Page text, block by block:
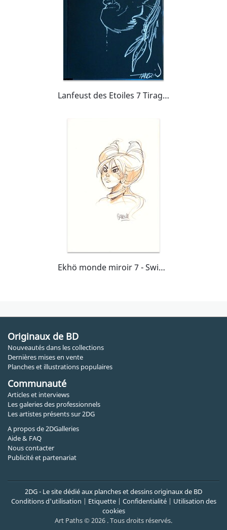
Lanfeust des Etoiles 7 Tirage de luxe Version Bruno Graff + Dédicace n°11/200
Ekhö monde miroir 7 - Swinging London
Originaux de BD
Nouveautés dans les collections
Dernières mises en vente
Planches et illustrations populaires
Communauté
Articles et interviews
Les galeries des professionnels
Les artistes présents sur 2DG
A propos de 2DGalleries
Aide & FAQ
Nous contacter
Publicité et partenariat
2DG - Le site dédié aux planches et dessins originaux de BD
Conditions d'utilisation | Etiquette| Confidentialité| Utilisation des
cookies
Art Paths © 2026 . Tous droits réservés.